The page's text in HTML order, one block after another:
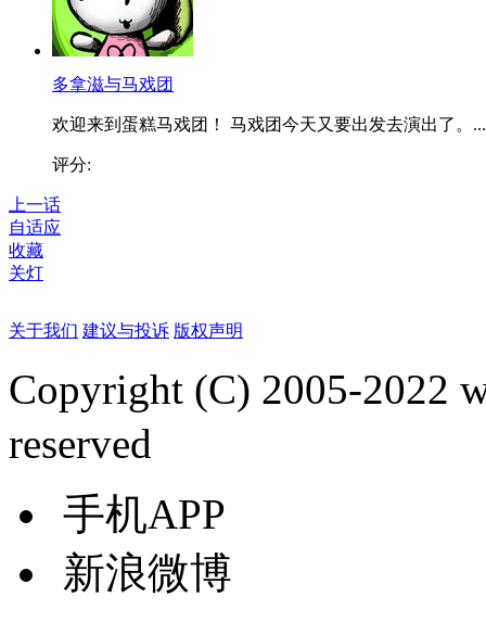
多拿滋与马戏团
欢迎来到蛋糕马戏团！ 马戏团今天又要出发去演出了。...
评分:
上一话
自适应
收藏
关灯
关于我们 建议与投诉 版权声明
Copyright (C) 2005-2022
reserved
手机APP
新浪微博